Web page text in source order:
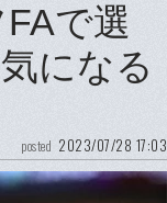
で選
になる
posted 2023/07/28 17:03